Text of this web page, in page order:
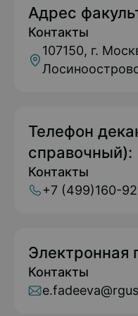
Адрес
Контакты
107150, г.
Телефон
справочный):
Контакты
+7 (499)160-
Электронная
Контакты